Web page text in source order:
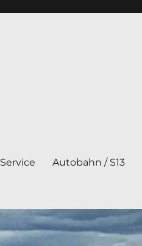
Service Autobahn / S13